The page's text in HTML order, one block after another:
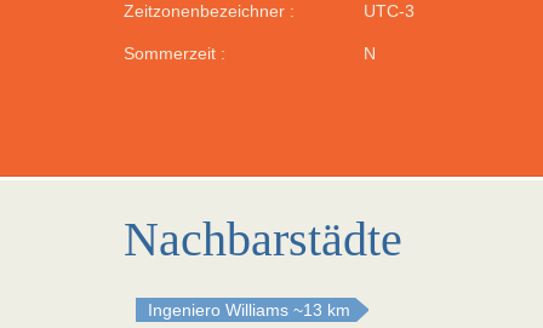
Zeitzonenbezeichner : UTC-3
Sommerzeit : N
Nachbarstädte
Ingeniero Williams ~13 km